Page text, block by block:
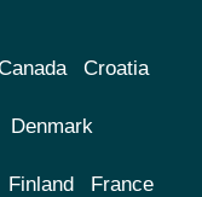
Croatia
Denmark
Finland France